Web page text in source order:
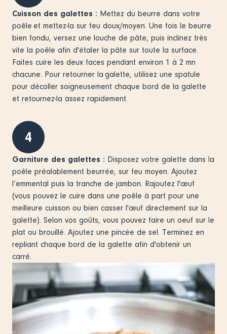
Cuisson des galettes : Mettez du beurre dans votre
poêle et mettez-la sur feu doux/moyen. Une fois le beurre
bien fondu, versez une louche de pâte, puis inclinez très
vite la poêle afin d'étaler la pâte sur toute la surface.
Faites cuire les deux faces pendant environ 1 à 2 mn
chacune. Pour retourner la galette, utilisez une spatule
pour décoller soigneusement chaque bord de la galette
et retournez-la assez rapidement.
4
Garniture des galettes : Disposez votre galette dans la
poêle préalablement beurrée, sur feu moyen. Ajoutez
l’emmental puis la tranche de jambon. Rajoutez l'œuf
(vous pouvez le cuire dans une poêle à part pour une
meilleure cuisson ou bien casser l'œuf directement sur la
galette). Selon vos goûts, vous pouvez faire un oeuf sur le
plat ou brouillé. Ajoutez une pincée de sel. Terminez en
repliant chaque bord de la galette afin d'obtenir un
carré.